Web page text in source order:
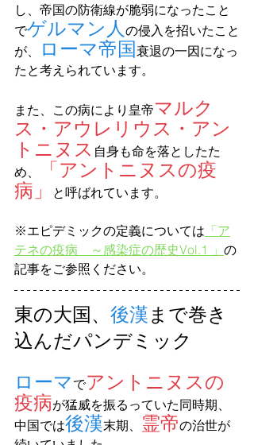
し、帝国の防衛線が脆弱になったこと
でゲルマン人 の侵入を招いたこと
が、
ローマ帝国衰退の一因になっ
たと考えられています。
また、この病により皇帝マルク
ス・アウレリウス・アン
トニヌス 自身も命を落としたた
め、
「アントニヌスの疫
病」
と呼ばれています。
※エピデミックの定義については 「ア
テネの疫病　～感染症の歴史Vol.1 」 の
記事をご参照ください。
東の大国、 後漢まで巻き
込んだパンデミック
ローマ でアントニヌスの
疫病が猛威を振るっていた同時期、
中国では後漢末期、 霊帝の治世が